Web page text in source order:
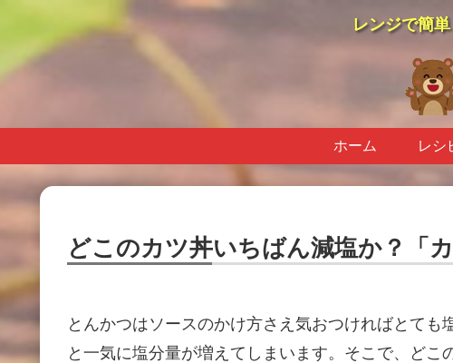
レンジで簡
ホーム レシ
どこのカツ丼いちばん減塩か？「
とんかつはソースのかけ方さえ気おつければとて
と一気に塩分量が増えてしまいます。そこで、ど